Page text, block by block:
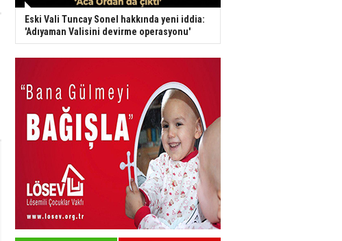
Eski Vali Tuncay Sonel hakkında yeni iddia:
'Adıyaman Valisini devirme operasyonu'